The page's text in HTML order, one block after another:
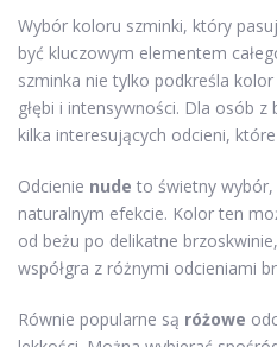
Wybór koloru szminki, który
być kluczowym elementem
szminka nie tylko podkreśla
głębi i intensywności. Dla osób
kilka interesujących odcieni,
Odcienie nude to świetny wybór,
naturalnym efekcie. Kolor ten
od beżu po delikatne
współgra z różnymi odcieniami
Równie popularne są różowe